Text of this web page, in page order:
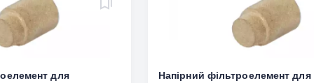
для
Напірний фільтроелемент для